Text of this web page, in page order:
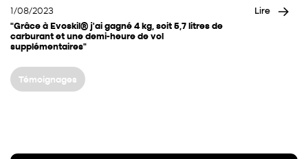
1/08/2023
“Grâce à Evoskil® j’ai gagné 4 kg, soit 5,7 litres de
carburant et une demi-heure de vol
supplémentaires”
Témoignages
Lire